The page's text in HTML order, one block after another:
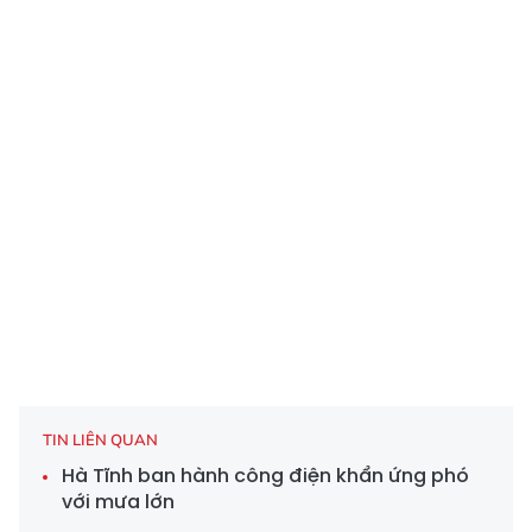
TIN LIÊN QUAN
Hà Tĩnh ban hành công điện khẩn ứng phó
với mưa lớn